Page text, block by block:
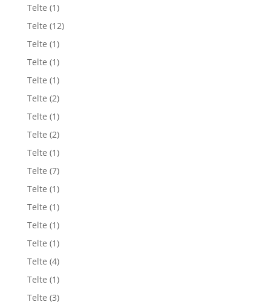
Telte (1)
Telte (12)
Telte (1)
Telte (1)
Telte (1)
Telte (2)
Telte (1)
Telte (2)
Telte (1)
Telte (7)
Telte (1)
Telte (1)
Telte (1)
Telte (1)
Telte (4)
Telte (1)
Telte (3)